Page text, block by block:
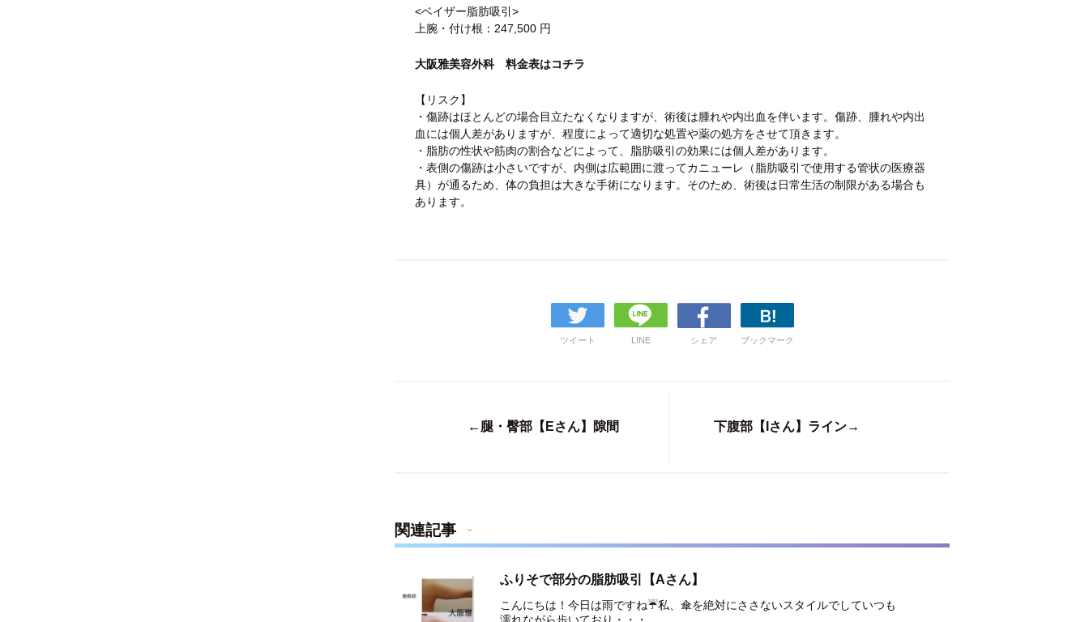
<ベイザー脂肪吸引>
上腕・付け根：247,500 円
大阪雅美容外科 料金表はコチラ
【リスク】
・傷跡はほとんどの場合目立たなくなりますが、術後は腫れや内出血を伴います。傷跡、腫れや内出
血には個人差がありますが、程度によって適切な処置や薬の処方をさせて頂きます。
・脂肪の性状や筋肉の割合などによって、脂肪吸引の効果には個人差があります。
・表側の傷跡は小さいですが、内側は広範囲に渡ってカニューレ（脂肪吸引で使用する管状の医療器
具）が通るため、体の負担は大きな手術になります。そのため、術後は日常生活の制限がある場合も
あります。
ツイート LINE シェア ブックマーク
←腿・臀部【Eさん】隙間 下腹部【Iさん】ライン→
関連記事
ふりそで部分の脂肪吸引【Aさん】
こんにちは！今日は雨ですね☔️私、傘を絶対にささないスタイルでしていつも